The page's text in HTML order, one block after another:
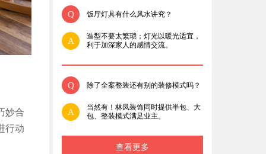
妙合
行动
Q 饭厅灯具有什么风水讲究？
A
造型不要太繁琐；灯光以暖光适宜，
利于加深家人的感情交流。
Q 除了全案整装还有别的装修模式吗？
A
当然有！林凤装饰同时提供半包、大
包、整装模式满足业主。
查看更多